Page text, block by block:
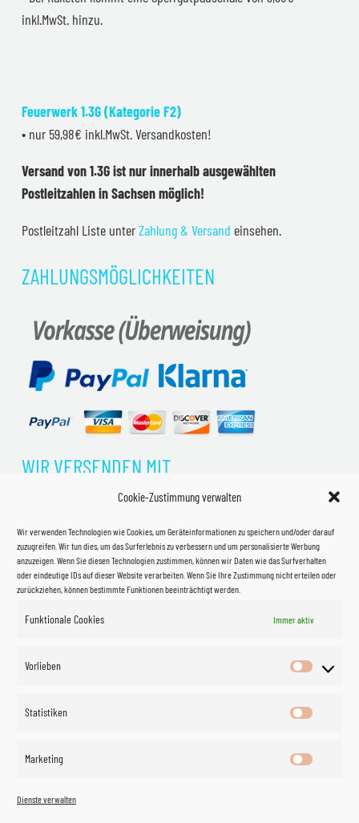
Cookie-Zustimmung verwalten
Wir verwenden Technologien wie Cookies, um Geräteinformationen zu speichern und/oder darauf
zuzugreifen. Wir tun dies, um das Surferlebnis zu verbessern und um personalisierte Werbung
anzuzeigen. Wenn Sie diesen Technologien zustimmen, können wir Daten wie das Surfverhalten
oder eindeutige IDs auf dieser Website verarbeiten. Wenn Sie Ihre Zustimmung nicht erteilen oder
zurückziehen, können bestimmte Funktionen beeinträchtigt werden.
Funktionale Cookies Immer aktiv
Vorlieben
Vorlieben
Statistiken
Marketing
Dienste verwalten
inkl.MwSt. hinzu.
Feuerwerk 1.3G (Kategorie F2)
• nur 59,98€ inkl.MwSt. Versandkosten!
Versand von 1.3G ist nur innerhalb ausgewählten
Postleitzahlen in Sachsen möglich!
Postleitzahl Liste unterZahlung & Versand einsehen.
ZAHLUNGSMÖGLICHKEITEN
WIR VERSENDEN MIT
©